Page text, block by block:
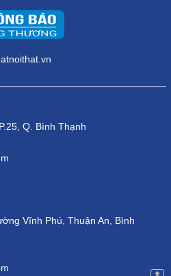
Q. Bình Thạnh
Vĩnh Phú, Thuận An, Bình